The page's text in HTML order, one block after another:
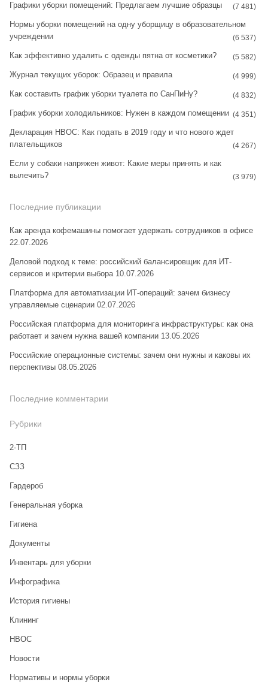
r
a
e
s
Графики уборки помещений: Предлагаем лучшие образцы (7 481)
Нормы уборки помещений на одну уборщицу в образовательном
учреждении
(6 537)
Как эффективно удалить с одежды пятна от косметики? (5 582)
Журнал текущих уборок: Образец и правила (4 999)
Как составить график уборки туалета по СанПиНу? (4 832)
График уборки холодильников: Нужен в каждом помещении (4 351)
Декларация НВОС: Как подать в 2019 году и что нового ждет
плательщиков
(4 267)
Если у собаки напряжен живот: Какие меры принять и как
вылечить?
(3 979)
Последние публикации
Как аренда кофемашины помогает удержать сотрудников в офисе
22.07.2026
Деловой подход к теме: российский балансировщик для ИТ-
сервисов и критерии выбора 10.07.2026
Платформа для автоматизации ИТ-операций: зачем бизнесу
управляемые сценарии 02.07.2026
Российская платформа для мониторинга инфраструктуры: как она
работает и зачем нужна вашей компании 13.05.2026
Российские операционные системы: зачем они нужны и каковы их
перспективы 08.05.2026
Последние комментарии
Рубрики
2-ТП
CЗЗ
Гардероб
Генеральная уборка
Гигиена
Документы
Инвентарь для уборки
Инфографика
История гигиены
Клининг
НВОС
Новости
Нормативы и нормы уборки